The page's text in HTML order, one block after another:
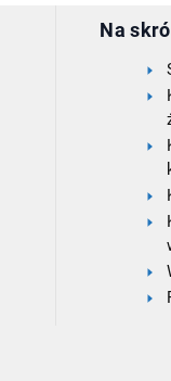
Na